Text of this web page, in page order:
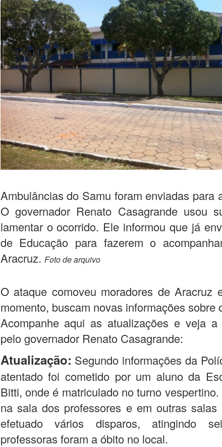
Ambulâncias do Samu foram enviadas para
O governador Renato Casagrande usou
lamentar o ocorrido. Ele informou que já
de Educação para fazerem o
Aracruz. Foto de arquivo
O ataque comoveu moradores de Aracruz
momento, buscam novas informações sobre
Acompanhe aqui as atualizações e veja a
pelo governador Renato Casagrande:
Atualização: Segundo informações da
atentado foi cometido por um aluno da
Bitti, onde é matriculado no turno
na sala dos professores e em outras
efetuado vários disparos, atingindo
professoras foram a óbito no local.